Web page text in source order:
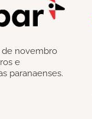
de novembro
e
paranaenses.